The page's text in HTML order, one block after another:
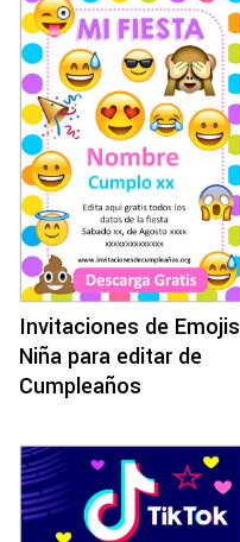
Invitaciones de Emojis
Niña para editar de
Cumpleaños